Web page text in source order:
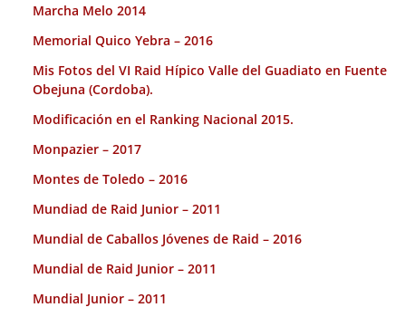
Marcha Melo 2014
Memorial Quico Yebra – 2016
Mis Fotos del VI Raid Hípico Valle del Guadiato en Fuente
Obejuna (Cordoba).
Modificación en el Ranking Nacional 2015.
Monpazier – 2017
Montes de Toledo – 2016
Mundiad de Raid Junior – 2011
Mundial de Caballos Jóvenes de Raid – 2016
Mundial de Raid Junior – 2011
Mundial Junior – 2011